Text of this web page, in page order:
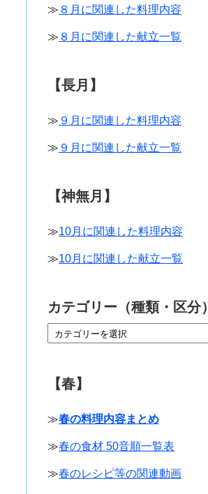
≫ ８月に関連した料理内容
≫ ８月に関連した献立一覧
【長月】
≫ ９月に関連した料理内容
≫ ９月に関連した献立一覧
【神無月】
≫10月に関連した料理内容
≫10月に関連した献立一覧
カテゴリー（種類・区分）
【春】
≫春の料理内容まとめ
≫春の食材 50音順一覧表
≫春のレシピ等の関連動画